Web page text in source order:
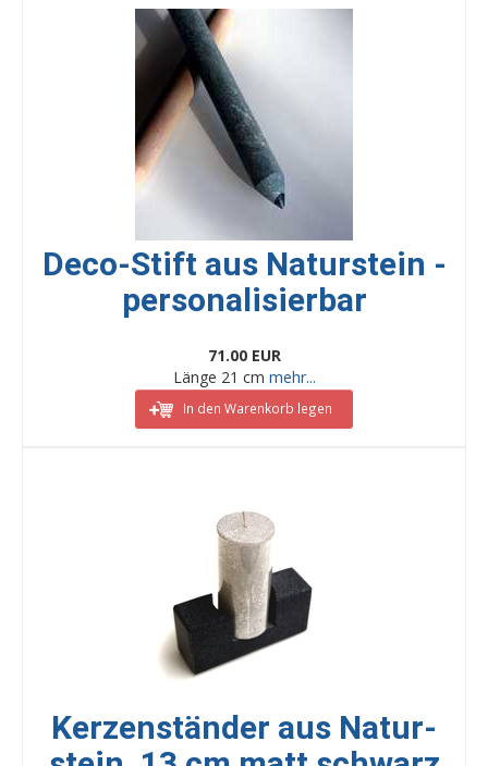
Deco-Stift aus Naturstein -
personalisierbar
71.00 EUR
Länge 21 cm mehr...
In den Warenkorb legen
Kerzenständer aus Natur-